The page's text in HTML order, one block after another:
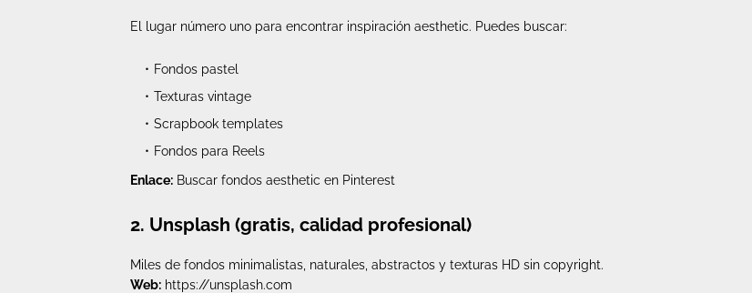
El lugar número uno para encontrar inspiración aesthetic. Puedes buscar:
Fondos pastel
Texturas vintage
Scrapbook templates
Fondos para Reels
Enlace: Buscar fondos aesthetic en Pinterest
2. Unsplash (gratis, calidad profesional)
Miles de fondos minimalistas, naturales, abstractos y texturas HD sin copyright.
Web: https://unsplash.com